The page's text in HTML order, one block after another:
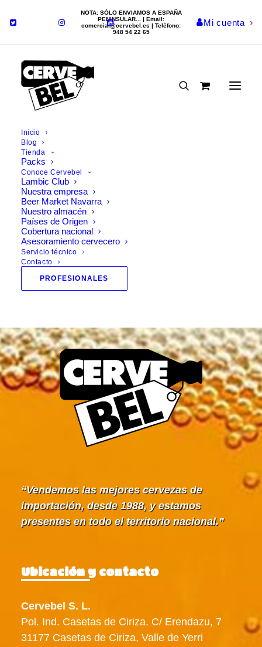
NOTA: SÓLO ENVIAMOS A ESPAÑA
PENINSULAR... | Email:
comercial@cervebel.es | Teléfono:
948 54 22 65
Mi cuenta
Inicio
Blog
Tienda
Packs
Conoce Cervebel
Lambic Club
Nuestra empresa
Beer Market Navarra
Nuestro almacén
Países de Origen
Cobertura nacional
Asesoramiento cervecero
Servicio técnico
Contacto
PROFESIONALES
Por motivos logísticos, el PESO
mínimo del carriro debe ser
Tu carrito pesa
añadir más botellas a tu carrito.
Tu carrito está vacío.
Vendemos las mejores cervezas de
importación, desde 1988, y estamos
presentes en todo el territorio nacional.
Ubicación y contacto
Cervebel S. L.
Pol. Ind. Casetas de Ciriza. C/ Erendazu, 7
31177 Casetas de Ciriza, Valle de Yerri